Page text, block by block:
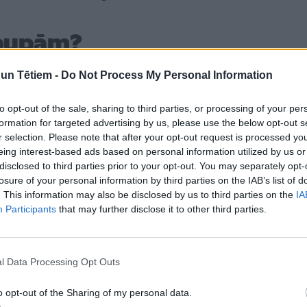
Tētiem - Do Not Process My Personal Information
opt-out of the sale, sharing to third parties, or processing of your
for targeted advertising by us, please use the below opt-out
selection. Please note that after your opt-out request is processed
interest-based ads based on personal information utilized by us
to third parties prior to your opt-out. You may separately
of your personal information by third parties on the IAB’s list of
This information may also be disclosed by us to third parties on the
Participants that may further disclose it to other third parties.
Data Processing Opt Outs
opt-out of the Sharing of my personal data.
irmelnās laputis, kas dzīvo uz cūku pupas
Sēklas mērcēt vai nemērcēt?
Populāra dārzniecība atklāj savas
metodes zirņu, pupu un citu
pākšaugu sēšanā
Sējas dienas zirņiem, pupām un
ar ziedputekšņiem, tā panākot, ka daudzi ziedi